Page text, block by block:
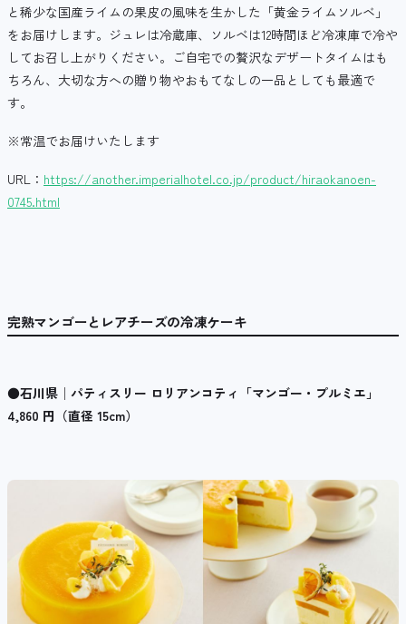
と稀少な国産ライムの果皮の風味を生かした「黄金ライムソルベ」
をお届けします。ジュレは冷蔵庫、ソルベは12時間ほど冷凍庫で冷や
してお召し上がりください。ご自宅での贅沢なデザートタイムはも
ちろん、大切な方への贈り物やおもてなしの一品としても最適で
す。
※常温でお届けいたします
URL： https://another.imperialhotel.co.jp/product/hiraokanoen-
0745.html
完熟マンゴーとレアチーズの冷凍ケーキ
●石川県│パティスリー ロリアンコティ「マンゴー・プルミエ」
4,860 円（直径 15cm）